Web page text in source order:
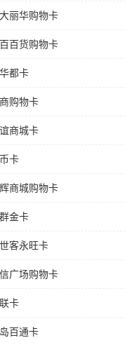
丽华购物卡
百货购物卡
都卡
购物卡
商城卡
卡
商城购物卡
金卡
客永旺卡
广场购物卡
卡
百通卡